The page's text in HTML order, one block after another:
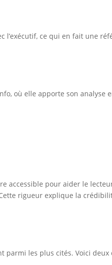
l’exécutif, ce qui en fait une
où elle apporte son analyse
accessible pour aider le
rigueur explique la
parmi les plus cités. Voici deux